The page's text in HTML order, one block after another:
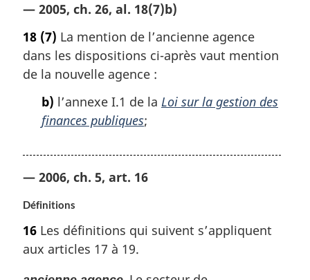
— 2005, ch. 26, al. 18(7)b)
18 (7) La mention de l’ancienne agence
dans les dispositions ci-après vaut mention
de la nouvelle agence :
b) l’annexe I.1 de la Loi sur la gestion des
finances publiques;
— 2006, ch. 5, art. 16
Définitions
16 Les définitions qui suivent s’appliquent
aux articles 17 à 19.